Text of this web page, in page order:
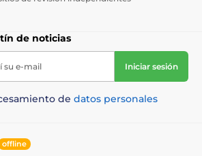
de noticias
su e-mail Iniciar sesión
de datos personales
offline